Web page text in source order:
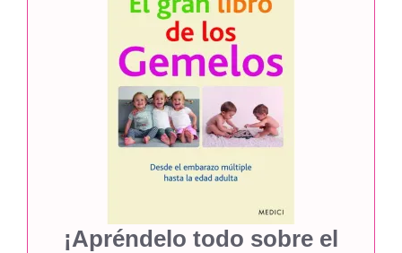
¡Apréndelo todo sobre el